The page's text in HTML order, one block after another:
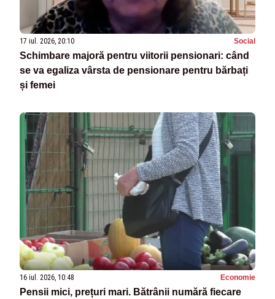
17 iul. 2026, 20:10 Social
Schimbare majoră pentru viitorii pensionari: când
se va egaliza vârsta de pensionare pentru bărbați
și femei
16 iul. 2026, 10:48 Economie
Pensii mici, prețuri mari. Bătrânii numără fiecare